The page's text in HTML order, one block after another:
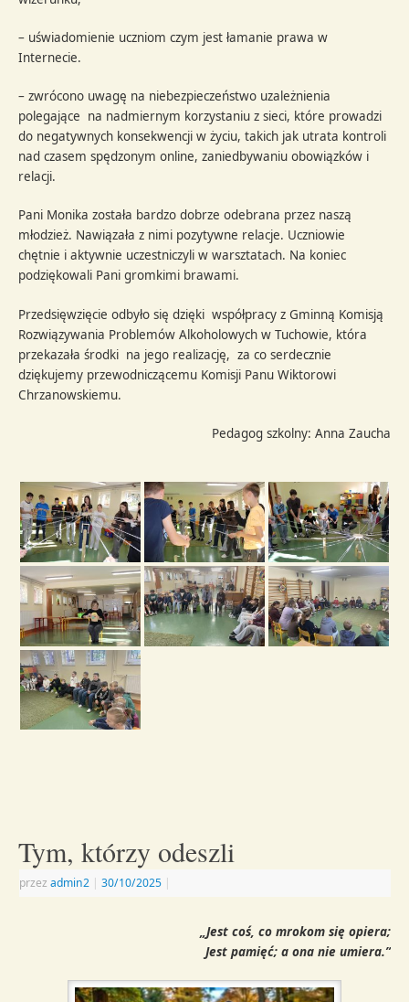
– uświadomienie uczniom czym jest łamanie prawa w
Internecie.
– zwrócono uwagę na niebezpieczeństwo uzależnienia
polegające na nadmiernym korzystaniu z sieci, które prowadzi
do negatywnych konsekwencji w życiu, takich jak utrata kontroli
nad czasem spędzonym online, zaniedbywaniu obowiązków i
relacji.
Pani Monika została bardzo dobrze odebrana przez naszą
młodzież. Nawiązała z nimi pozytywne relacje. Uczniowie
chętnie i aktywnie uczestniczyli w warsztatach. Na koniec
podziękowali Pani gromkimi brawami.
Przedsięwzięcie odbyło się dzięki współpracy z Gminną Komisją
Rozwiązywania Problemów Alkoholowych w Tuchowie, która
przekazała środki na jego realizację, za co serdecznie
dziękujemy przewodniczącemu Komisji Panu Wiktorowi
Chrzanowskiemu.
Pedagog szkolny: Anna Zaucha
Tym, którzy odeszli
przezadmin2 | 30/10/2025 |
„Jest coś, co mrokom się opiera;
Jest pamięć; a ona nie umiera.”